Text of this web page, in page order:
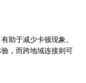
助于减少卡顿现象。
，而跨地域连接则可